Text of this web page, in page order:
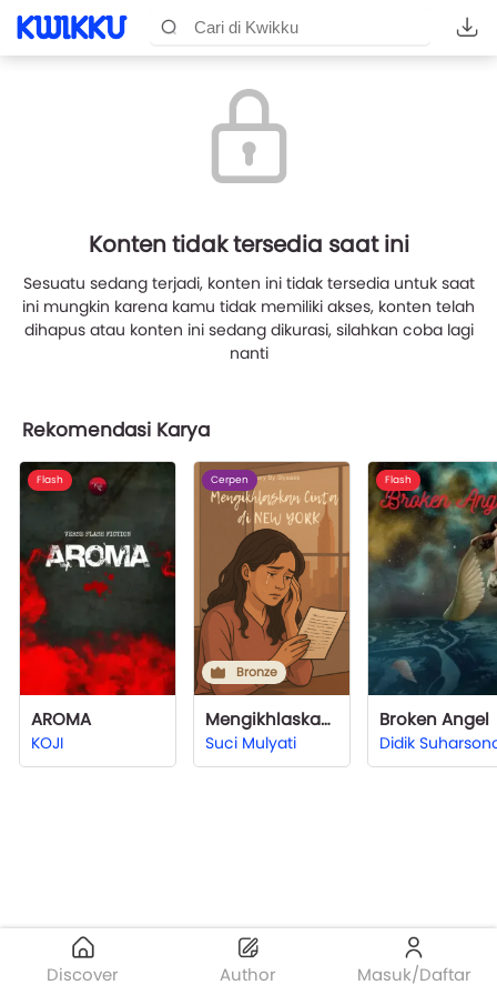
Discover Author Masuk/Daftar
Konten tidak tersedia saat ini
Sesuatu sedang terjadi, konten ini tidak tersedia untuk saat
ini mungkin karena kamu tidak memiliki akses, konten telah
dihapus atau konten ini sedang dikurasi, silahkan coba lagi
nanti
Rekomendasi Karya
Flash
AROMA
KOJI
Cerpen
Bronze
Mengikhlaskan Cinta di New York
Suci Mulyati
Flash
Broken Angel
Didik